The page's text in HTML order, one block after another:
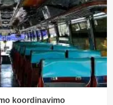
koordinavimo